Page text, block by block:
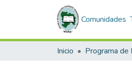
Comunidades
Inicio